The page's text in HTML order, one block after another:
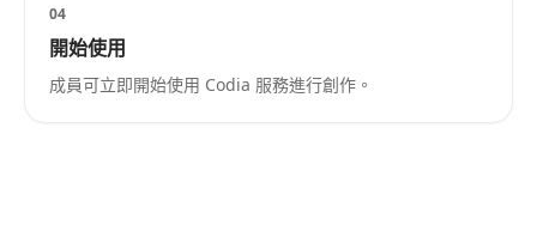
04
開始使用
成員可立即開始使用 Codia 服務進行創作。